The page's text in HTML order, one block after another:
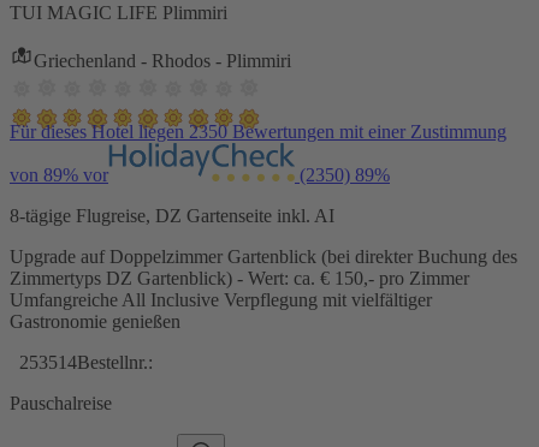
TUI MAGIC LIFE Plimmiri
Griechenland - Rhodos - Plimmiri
Für dieses Hotel liegen 2350 Bewertungen mit einer Zustimmung
von 89% vor (2350) 89%
8-tägige Flugreise, DZ Gartenseite inkl. AI
Upgrade auf Doppelzimmer Gartenblick (bei direkter Buchung des
Zimmertyps DZ Gartenblick) - Wert: ca. € 150,- pro Zimmer
Umfangreiche All Inclusive Verpflegung mit vielfältiger
Gastronomie genießen
253514Bestellnr.:
Pauschalreise